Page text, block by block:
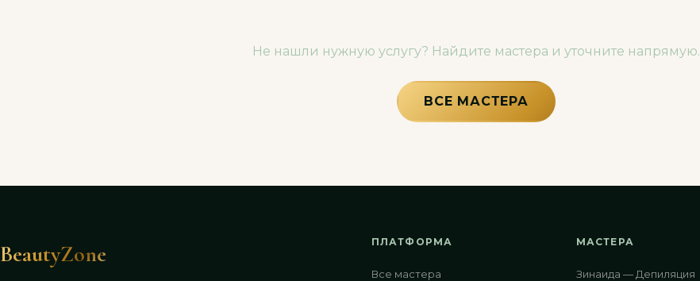
Не нашли нужную услугу? Найдите мастера и уточните напрямую.
ВСЕ МАСТЕРА
BeautyZone ПЛАТФОРМА
Все мастера
МАСТЕРА
Зинаида — Депиляция